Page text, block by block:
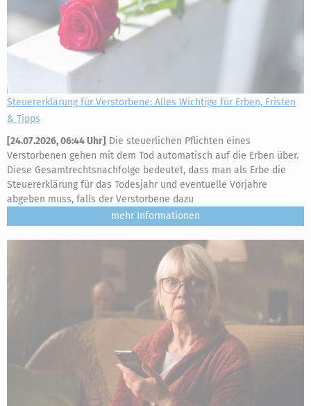
Steuererklärung für Verstorbene: Alles Wichtige für Erben, Fristen
& Tipps
[24.07.2026, 06:44 Uhr] Die steuerlichen Pflichten eines
Verstorbenen gehen mit dem Tod automatisch auf die Erben über.
Diese Gesamtrechtsnachfolge bedeutet, dass man als Erbe die
Steuererklärung für das Todesjahr und eventuelle Vorjahre
abgeben muss, falls der Verstorbene dazu
mehr